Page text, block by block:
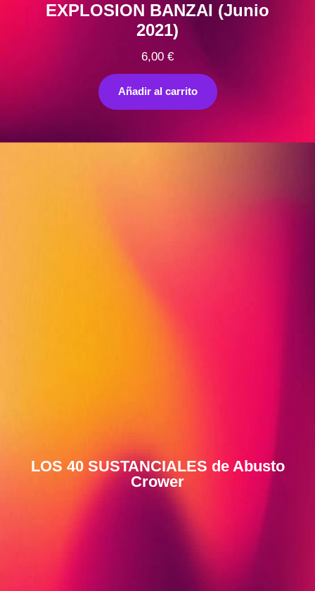
EXPLOSION BANZAI (Junio
2021)
6,00 €
Añadir al carrito
LOS 40 SUSTANCIALES de Abusto
Crower